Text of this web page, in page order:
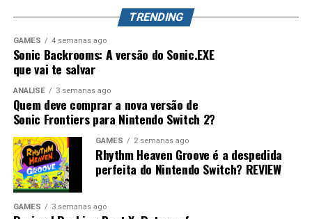
mas também pode representar o primeiro passo para a
maior evolução que a série já teve.
Desempenho impressionante no
Switch 2 e um verdadeiro milagre no
TRENDING
GAMES 4 semanas ago
Sonic Backrooms: A versão do Sonic.EXE
que vai te salvar
ANÁLISE 3 semanas ago
Quem deve comprar a nova versão de
Sonic Frontiers para Nintendo Switch 2?
GAMES 2 semanas ago
Rhythm Heaven Groove é a despedida
perfeita do Nintendo Switch? REVIEW
GAMES 3 semanas ago